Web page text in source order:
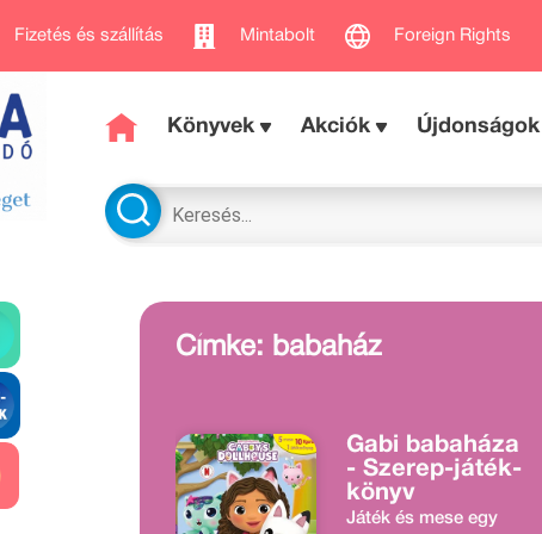
Fizetés és szállítás Mintabolt Foreign Rights
Könyvek Akciók Újdonságok
Címke: babaház
Gabi babaháza
- Szerep-játék-
könyv
Játék és mese egy